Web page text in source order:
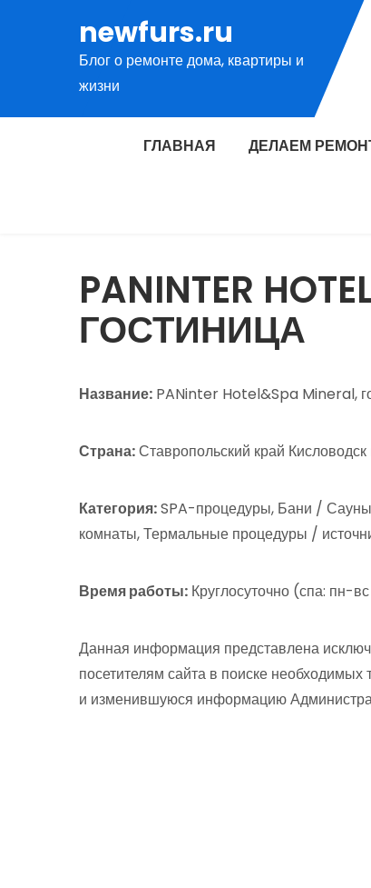
содержимому
newfurs.ru
Блог о ремонте дома, квартиры и
жизни
ГЛАВНАЯ ДЕЛАЕМ
PANINTER
ГОСТИНИЦА
Название: PANinter Hotel&Spa Mineral,
Страна:Ставропольский край
Категория:SPA-процедуры, Бани /
комнаты, Термальные процедуры /
Время работы: Круглосуточно (спа: пн-
Данная информация представлена
посетителям сайта в поиске
и изменившуюся информацию